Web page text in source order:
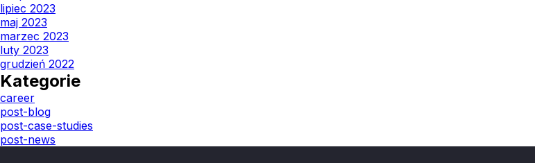
lipiec 2023
maj 2023
marzec 2023
luty 2023
grudzień 2022
Kategorie
career
post-blog
post-case-studies
post-news